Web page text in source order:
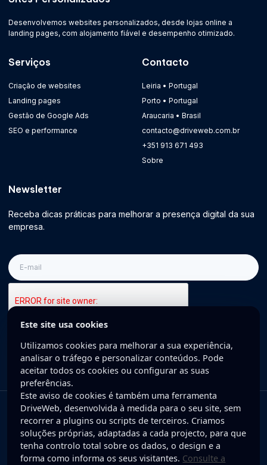
Desenvolvemos websites personalizados, desde lojas online a
landing pages, com alojamento fiável e desempenho otimizado.
Serviços
Criação de websites
Landing pages
Gestão de Google Ads
SEO e performance
Contacto
Leiria • Portugal
Porto • Portugal
Araucaria • Brasil
contacto@driveweb.com.br
+351 913 671 493
Sobre
Newsletter
Receba dicas práticas para melhorar a presença digital da sua
empresa.
E-
mail
Inscreva-se
Copyright © 2025 DriveWeb. Todos os direitos reservados. Desenvolvido
por DriveWeb.
Política de Privacidade
Este site usa cookies
Utilizamos cookies para melhorar a sua experiência,
analisar o tráfego e personalizar conteúdos. Pode
aceitar todos os cookies ou configurar as suas
preferências.
Este aviso de cookies é também uma ferramenta
DriveWeb, desenvolvida à medida para o seu site, sem
recorrer a plugins ou scripts de terceiros. Criamos
soluções próprias, adaptadas a cada projecto, para que
tenha controlo total sobre os dados, o design e a
forma como informa os seus visitantes. Consulte a